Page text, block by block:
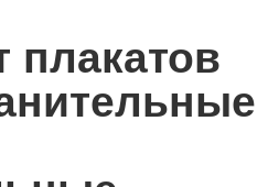
плакатов